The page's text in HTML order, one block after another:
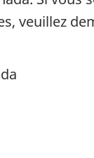
veuillez